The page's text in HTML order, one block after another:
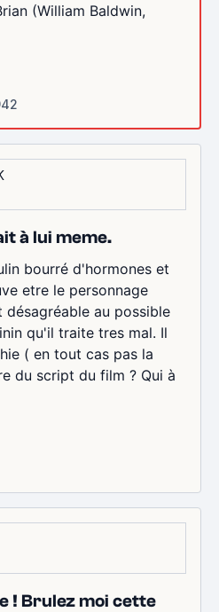
(William Baldwin,
à lui meme.
bourré d'hormones et
etre le personnage
au possible
qu'il traite tres mal. Il
( en tout cas pas la
du script du film ? Qui à
! Brulez moi cette